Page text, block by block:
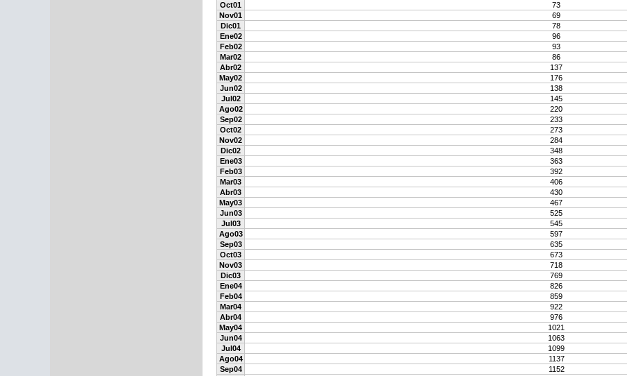
Oct01
73
Nov01
69
Dic01
78
Ene02
96
Feb02
93
Mar02
86
Abr02
137
May02
176
Jun02
138
Jul02
145
Ago02
220
Sep02
233
Oct02
273
Nov02
284
Dic02
348
Ene03
363
Feb03
392
Mar03
406
Abr03
430
May03
467
Jun03
525
Jul03
545
Ago03
597
Sep03
635
Oct03
673
Nov03
718
Dic03
769
Ene04
826
Feb04
859
Mar04
922
Abr04
976
May04
1021
Jun04
1063
Jul04
1099
Ago04
1137
Sep04
1152